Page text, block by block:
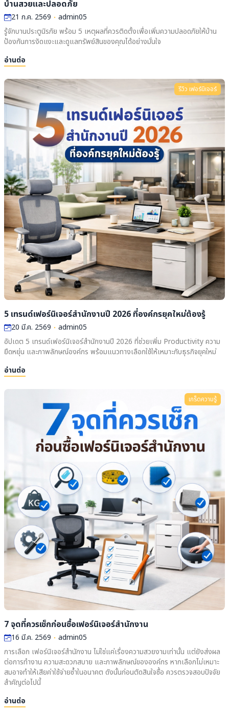
บ้านสวยและปลอดภัย
21 ก.ค. 2569
admin05
รู้จักบานประตูนิรภัย พร้อม 5 เหตุผลที่ควรติดตั้งเพื่อเพิ่มความปลอดภัยให้บ้าน
ป้องกันการงัดแงะและดูแลทรัพย์สินของคุณได้อย่างมั่นใจ
อ่านต่อ
รีวิว เฟอร์นิเจอร์
5 เทรนด์เฟอร์นิเจอร์สำนักงานปี 2026 ที่องค์กรยุคใหม่ต้องรู้
20 มี.ค. 2569
admin05
อัปเดต 5 เทรนด์เฟอร์นิเจอร์สำนักงานปี 2026 ที่ช่วยเพิ่ม Productivity ความ
ยืดหยุ่น และภาพลักษณ์องค์กร พร้อมแนวทางเลือกใช้ให้เหมาะกับธุรกิจยุคใหม่
อ่านต่อ
เกร็ดความรู้
7 จุดที่ควรเช็กก่อนซื้อเฟอร์นิเจอร์สำนักงาน
16 มี.ค. 2569
admin05
การเลือก เฟอร์นิเจอร์สำนักงาน ไม่ใช่แค่เรื่องความสวยงามเท่านั้น แต่ยังส่งผล
ต่อการทำงาน ความสะดวกสบาย และภาพลักษณ์ขององค์กร หากเลือกไม่เหมาะ
สมอาจทำให้เสียค่าใช้จ่ายซ้ำในอนาคต ดังนั้นก่อนตัดสินใจซื้อ ควรตรวจสอบปัจจัย
สำคัญต่อไปนี้
อ่านต่อ